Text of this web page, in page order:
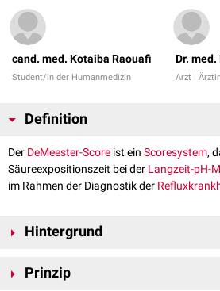
cand. med. Kotaiba Raouafi
Student/in der Humanmedizin
Dr.
Arzt |
Definition
Der DeMeester-Score ist ein Scoresystem,
Säureexpositionszeit bei der Lang­zeit-pH-
im Rahmen der Diagnostik der
Hintergrund
beschrieben. Er hat sich in der
Prinzip